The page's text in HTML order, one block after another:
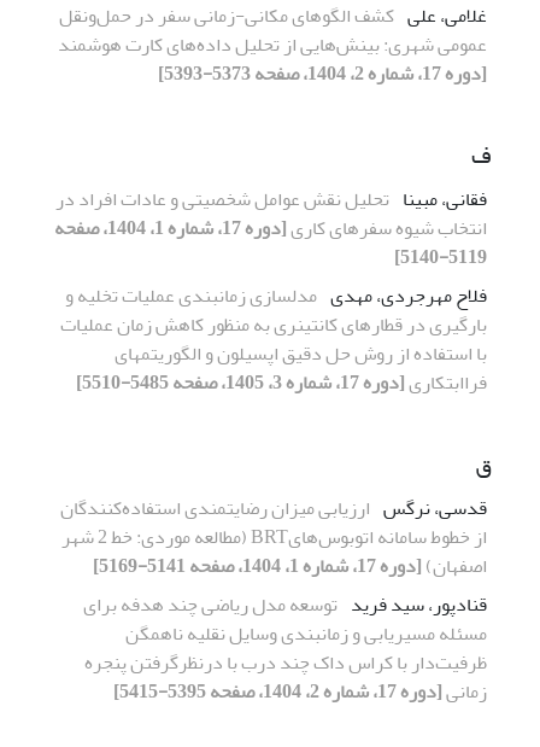
غلامی، علی کشف الگوهای مکانی-زمانی سفر در حمل‌ونقل
عمومی شهری: بینش‌هایی از تحلیل داده‌های کارت هوشمند
[دوره 17، شماره 2، 1404، صفحه 5373-5393]
ف
فقانی، مبینا تحلیل نقش عوامل شخصیتی و عادات افراد در
انتخاب شیوه سفرهای کاری
[دوره 17، شماره 1، 1404، صفحه
5119-5140]
فلاح مهرجردی، مهدی مدل­سازی زمان­بندی عملیات تخلیه و
بارگیری در قطارهای کانتینری به منظور کاهش زمان عملیات
با استفاده از روش حل دقیق اپسیلون و الگوریتم­های
فراابتکاری[دوره 17، شماره 3، 1405، صفحه 5485-5510]
ق
قدسی، نرگس ارزیابی میزان رضایتمندی استفاده‌کنندگان
از خطوط سامانه اتوبوس‌هایBRT (مطالعه موردی: خط 2 شهر
اصفهان)[دوره 17، شماره 1، 1404، صفحه 5141-5169]
قنادپور، سید فرید توسعه مدل ریاضی چند هدفه برای
مسئله مسیریابی و زمانبندی وسایل نقلیه ناهمگن
ظرفیت‌دار با کراس داک چند درب با درنظرگرفتن پنجره
زمانی[دوره 17، شماره 2، 1404، صفحه 5395-5415]